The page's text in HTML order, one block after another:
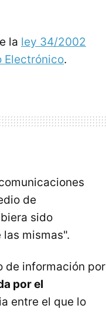
la ley 34/2002
Electrónico.
de
sido
mismas".
de información por
por el
entre el que lo